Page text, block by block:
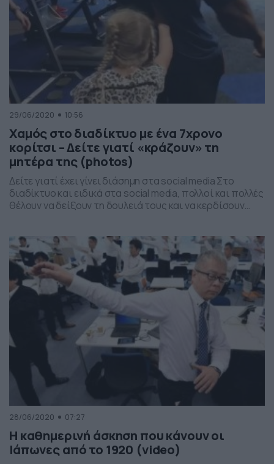
29/06/2020 10:56
Χαμός στο διαδίκτυο με ένα 7χρονο
κορίτσι – Δείτε γιατί «κράζουν» τη
μητέρα της (photos)
Δείτε γιατί έχει γίνει διάσημη στα social media Στο
διαδίκτυο και ειδικά στα social media, πολλοί και πολλές
θέλουν να δείξουν τη δουλειά τους και να κερδίσουν
στις παρακάτω φωτογραφίες έχει «φέτες». Αυτή την
εμμονή με το […]
28/06/2020 07:27
Η καθημερινή άσκηση που κάνουν οι
Ιάπωνες από το 1920 (video)